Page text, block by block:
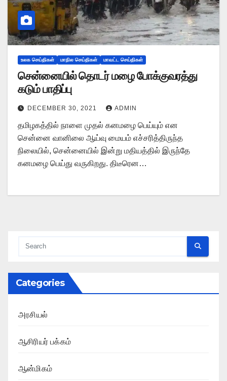
உலக செய்திகள் மாநில செய்திகள் மாவட்ட செய்திகள்
சென்னையில் தொடர் மழை போக்குவரத்து
கடும் பாதிப்பு
DECEMBER 30, 2021 ADMIN
தமிழகத்தில் நாளை முதல் கனமழை பெய்யும் என
சென்னை வானிலை ஆய்வு மையம் எச்சரித்திருந்த
நிலையில், சென்னையில் இன்று மதியத்தில் இருந்தே
கனமழை பெய்து வருகிறது. திடீரென…
Categories
அரசியல்
ஆசிரியர் பக்கம்
ஆன்மிகம்